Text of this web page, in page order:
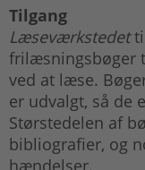
Tilgang
Læseværkstedet
frilæsningsbøger
ved at læse.
er udvalgt, så de
Størstedelen af
bibliografier, og
hændelser.